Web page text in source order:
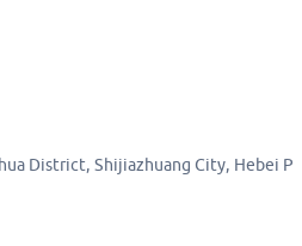
District, Shijiazhuang City, Hebei P